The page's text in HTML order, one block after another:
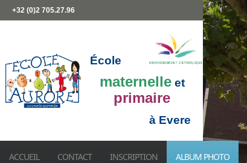
+32 (0)2 705.27.96
École
maternelle et
primaire
à Evere
ACCUEIL CONTACT INSCRIPTION ALBUM PHOTO